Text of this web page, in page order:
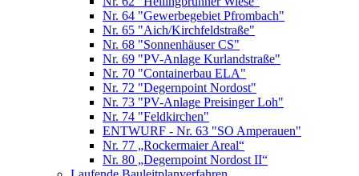
Nr. 64 "Gewerbegebiet Pfrombach"
Nr. 65 "Aich/Kirchfeldstraße"
Nr. 68 "Sonnenhäuser CS"
Nr. 69 "PV-Anlage Kurlandstraße"
Nr. 70 "Containerbau ELA"
Nr. 72 "Degernpoint Nordost"
Nr. 73 "PV-Anlage Preisinger Loh"
Nr. 74 "Feldkirchen"
ENTWURF - Nr. 63 "SO Amperauen"
Nr. 77 „Rockermaier Areal“
Nr. 80 „Degernpoint Nordost II“